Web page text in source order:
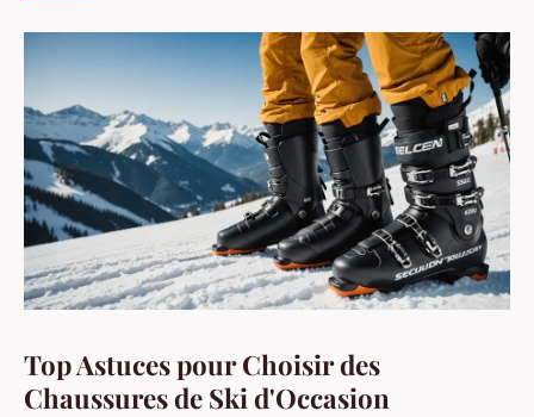
Top Astuces pour Choisir des
Chaussures de Ski d'Occasion